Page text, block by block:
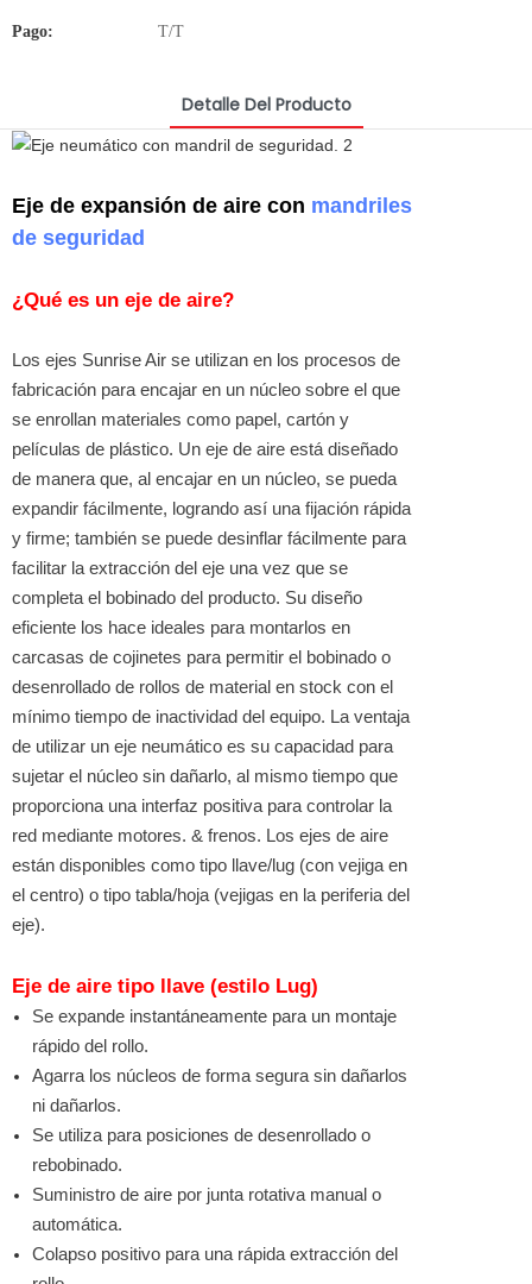
Pago: T/T
Detalle Del Producto
Eje de expansión de aire con mandriles
de seguridad
¿Qué es un eje de aire?
Los ejes Sunrise Air se utilizan en los procesos de
fabricación para encajar en un núcleo sobre el que
se enrollan materiales como papel, cartón y
películas de plástico. Un eje de aire está diseñado
de manera que, al encajar en un núcleo, se pueda
expandir fácilmente, logrando así una fijación rápida
y firme; también se puede desinflar fácilmente para
facilitar la extracción del eje una vez que se
completa el bobinado del producto. Su diseño
eficiente los hace ideales para montarlos en
carcasas de cojinetes para permitir el bobinado o
desenrollado de rollos de material en stock con el
mínimo tiempo de inactividad del equipo. La ventaja
de utilizar un eje neumático es su capacidad para
sujetar el núcleo sin dañarlo, al mismo tiempo que
proporciona una interfaz positiva para controlar la
red mediante motores. & frenos. Los ejes de aire
están disponibles como tipo llave/lug (con vejiga en
el centro) o tipo tabla/hoja (vejigas en la periferia del
eje).
Eje de aire tipo llave (estilo Lug)
Se expande instantáneamente para un montaje
rápido del rollo.
Agarra los núcleos de forma segura sin dañarlos
ni dañarlos.
Se utiliza para posiciones de desenrollado o
rebobinado.
Suministro de aire por junta rotativa manual o
automática.
Colapso positivo para una rápida extracción del